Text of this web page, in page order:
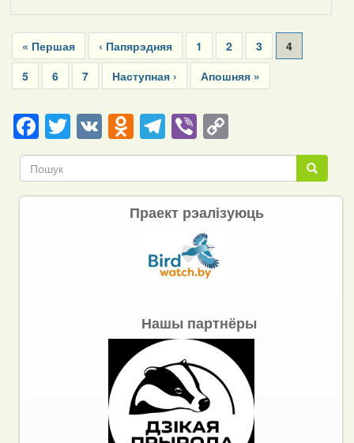
Pagination
First
page
« Першая
Previous
page
‹ Папярэдняя Page
1 Page
2 Page
3
Current
page
4
Page
5 Page
6 Page
7
Next
page
Наступная ›
Last
page
Апошняя »
Facebook
Twitter
VKOdnoklassniki
Telegram
ViberCopy
Link Пошук
Пошук
Праект рэалізуюць
Нашы партнёры